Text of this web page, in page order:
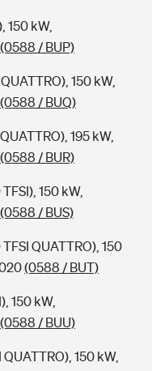
150 kW,
(0588 / BUP)
150 kW,
(0588 / BUQ)
195 kW,
(0588 / BUR)
150 kW,
(0588 / BUS)
QUATTRO), 150
(0588 / BUT)
150 kW,
(0588 / BUU)
150 kW,